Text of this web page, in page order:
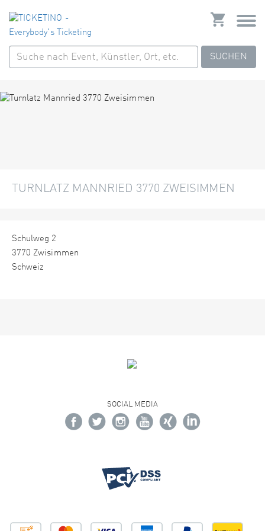
SUCHEN
TURNLATZ MANNRIED 3770 ZWEISIMMEN
Schulweg 2
3770 Zwisimmen
Schweiz
SOCIAL MEDIA